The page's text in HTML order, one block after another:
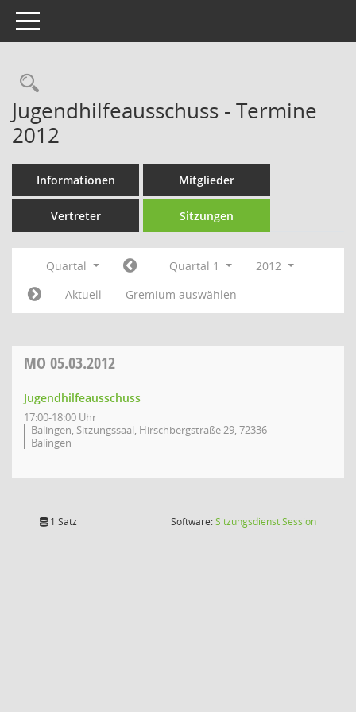
Toggle navigation
Rechercheauswahl
Jugendhilfeausschuss - Termine
2012
Informationen Mitglieder
Vertreter Sitzungen
Quartal Quartal 1
2012
Aktuell
Gremium auswählen
MO 05.03.2012
Jugendhilfeausschuss
17:00-18:00 Uhr
Balingen, Sitzungssaal, Hirschbergstraße 29, 72336
Balingen
1 Satz Software:SitzungsdienstSession(Wird in